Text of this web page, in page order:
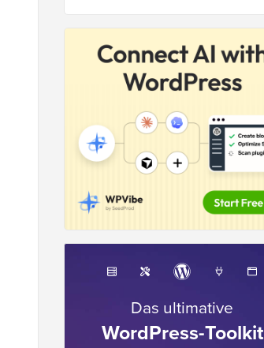
Das ultimative
WordPress-Toolkit